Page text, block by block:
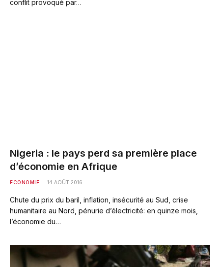
conflit provoqué par…
Nigeria : le pays perd sa première place
d’économie en Afrique
ECONOMIE 14 AOÛT 2016
Chute du prix du baril, inflation, insécurité au Sud, crise
humanitaire au Nord, pénurie d’électricité: en quinze mois,
l’économie du…